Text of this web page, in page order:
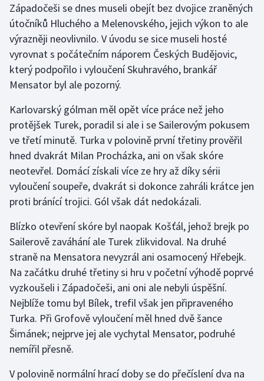
Gymnastika
Házená
Jezdectví
Judo
Krasobruslení
Lezení
Lyže a snowboard
Moderní pětiboj
Motorsport
Olympijské hry
Parasport
Plavání
Plážový volejbal
Západočeši se dnes museli obejít bez dvojice zraněných
útočníků Hluchého a Melenovského, jejich výkon to ale
výrazněji neovlivnilo. V úvodu se sice museli hosté
vyrovnat s počátečním náporem Českých Budějovic,
který podpořilo i vyloučení Skuhravého, brankář
Mensator byl ale pozorný.
Karlovarský gólman měl opět více práce než jeho
protějšek Turek, poradil si ale i se Sailerovým pokusem
ve třetí minutě. Turka v polovině první třetiny prověřil
hned dvakrát Milan Procházka, ani on však skóre
neotevřel. Domácí získali více ze hry až díky sérii
vyloučení soupeře, dvakrát si dokonce zahráli krátce jen
proti bránící trojici. Gól však dát nedokázali.
Blízko otevření skóre byl naopak Košťál, jehož brejk po
Sailerově zaváhání ale Turek zlikvidoval. Na druhé
straně na Mensatora nevyzrál ani osamocený Hřebejk.
Na začátku druhé třetiny si hru v početní výhodě poprvé
vyzkoušeli i Západočeši, ani oni ale nebyli úspěšní.
Nejblíže tomu byl Bílek, trefil však jen připraveného
Turka. Při Grofově vyloučení měl hned dvě šance
Šimánek; nejprve jej ale vychytal Mensator, podruhé
nemířil přesně.
V polovině normální hrací doby se do přečíslení dva na